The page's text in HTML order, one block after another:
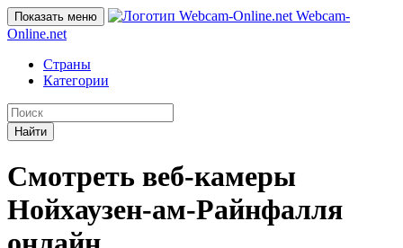
Показать меню
Webcam-
Online.net
Страны
Категории
Найти
Смотреть веб-камеры
Нойхаузен-ам-Райнфалля